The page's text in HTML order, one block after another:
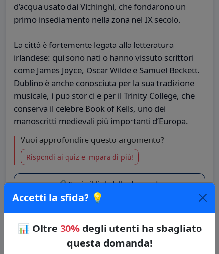
Accetti la sfida? 💡
📊 Oltre 30%degli utenti ha sbagliato
questa domanda!
d’acqua usato dai Vichinghi, che fondarono un
primo insediamento nella zona nel IX secolo.
La città è fortemente legata alla letteratura
irlandese: qui sono nati o hanno vissuto scrittori
come James Joyce, Oscar Wilde e Samuel Beckett.
Dublino è anche conosciuta per la sua tradizione
musicale, i pub storici e per il Trinity College, che
conserva il celebre Book of Kells, uno dei
manoscritti medievali più importanti d’Europa.
Vuoi approfondire questo argomento?
Rispondi ai quiz e impara di più!
🔗 Copia il link della domanda
Quiz: Capitali europee
Categoria: Capitali del mondo